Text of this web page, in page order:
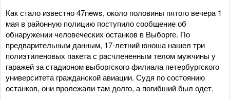
Как стало известно 47news, около половины пятого вечера 1
мая в районную полицию поступило сообщение об
обнаружении человеческих останков в Выборге. По
предварительным данным, 17-летний юноша нашел три
полиэтиленовых пакета с расчлененным телом мужчины у
гаражей за стадионом выборгского филиала петербургского
университета гражданской авиации. Судя по состоянию
останков, они пролежали там долго, а погибший был одет.